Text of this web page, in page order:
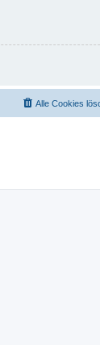
Alle Cookies